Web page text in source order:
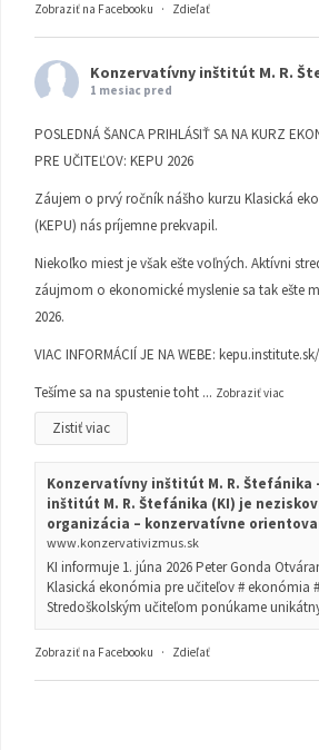
Zobraziť na Facebooku · Zdieľať
Konzervatívny inštitút M. R.
1 mesiac pred
POSLEDNÁ ŠANCA PRIHLÁSIŤ SA NA KURZ
PRE UČITEĽOV: KEPU 2026
Záujem o prvý ročník nášho kurzu Klasická
(KEPU) nás príjemne prekvapil.
Niekoľko miest je však ešte voľných. Aktívni
záujmom o ekonomické myslenie sa tak ešte
2026.
VIAC INFORMÁCIÍ JE NA WEBE: kepu.institute.sk/
Tešíme sa na spustenie toht ... Zobraziť viac
Zistiť viac
Konzervatívny inštitút M. R. Štefánika
inštitút M. R. Štefánika (KI) je
organizácia – konzervatívne
www.konzervativizmus.sk
KI informuje 1. júna 2026 Peter Gonda
Klasická ekonómia pre učiteľov # ekonómia
Stredoškolským učiteľom ponúkame
Zobraziť na Facebooku · Zdieľať